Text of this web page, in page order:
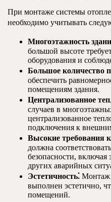
При монтаже системы
необходимо учитывать
Многоэтажность
большой высоте
оборудования и
Большое количество
обеспечить
помещениям здания.
Централизованное
случаев в
централизованное
подключения к
Высокие требования к
должна
безопасности, включая
других аварийных
Эстетичность⁚ Монтаж
выполнен эстетично,
помещений.